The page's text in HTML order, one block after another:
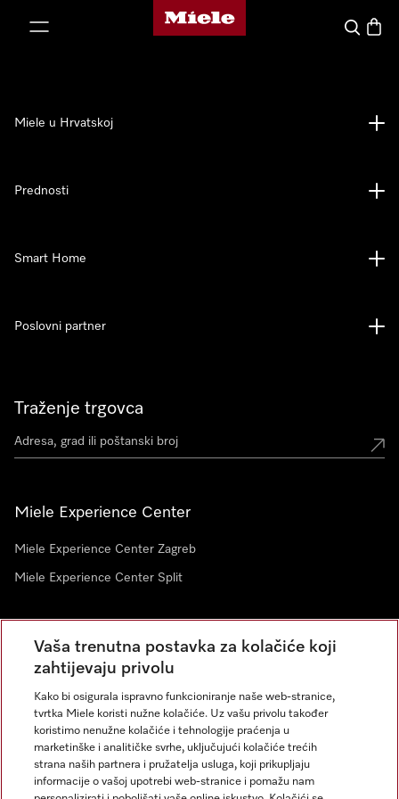
Miele početna stranica
Pretraga
Traženje trgovca
Miele Experience Center
Miele Experience Center Zagreb
Miele Experience Center Split
Newsletter
Miele u Hrvatskoj
Prednosti
Smart Home
Poslovni partner
Vaša trenutna postavka za kolačiće koji
zahtijevaju privolu
Kako bi osigurala ispravno funkcioniranje naše web-stranice,
tvrtka Miele koristi nužne kolačiće. Uz vašu privolu također
koristimo nenužne kolačiće i tehnologije praćenja u
marketinške i analitičke svrhe, uključujući kolačiće trećih
strana naših partnera i pružatelja usluga, koji prikupljaju
informacije o vašoj upotrebi web-stranice i pomažu nam